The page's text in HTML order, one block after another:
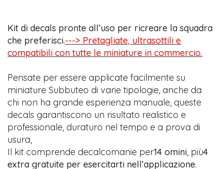
Kit di decals pronte all’uso per ricreare la squadra
che preferisci.---> Pretagliate, ultrasottili e
compatibili con tutte le miniature in commercio.
Pensate per essere applicate facilmente su
miniature Subbuteo di varie tipologie, anche da
chi non ha grande esperienza manuale, queste
decals garantiscono un risultato realistico e
professionale, duraturo nel tempo e a prova di
usura,
Il kit comprende decalcomanie per14 omini, più4
extra gratuite per esercitarti nell’applicazione.